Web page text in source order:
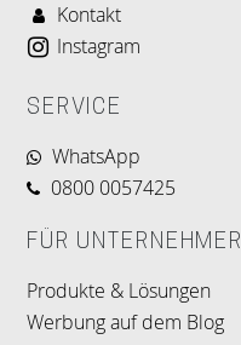
Kontakt
Instagram
SERVICE
WhatsApp
0800 0057425
FÜR UNTERNEHMER
Produkte & Lösungen
Werbung auf dem Blog